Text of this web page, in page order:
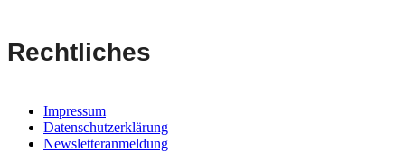
Rechtliches
Impressum
Datenschutzerklärung
Newsletteranmeldung